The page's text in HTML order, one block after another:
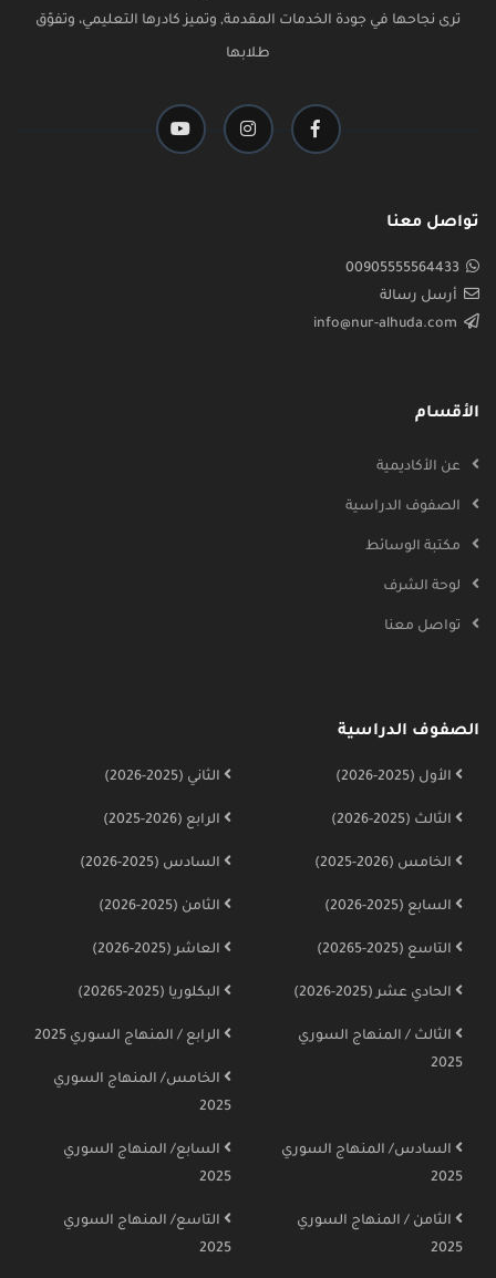
ترى نجاحها في جودة الخدمات المقدمة, وتميز كادرها التعليمي، وتفوّق
طلابها
تواصل معنا
أرسل رسالة
الأقسام
عن الأكاديمية
الصفوف الدراسية
مكتبة الوسائط
لوحة الشرف
تواصل معنا
الصفوف الدراسية
الأول (2025-2026) الثاني (2025-2026)
الثالث (2025-2026) الرابع (2026-2025)
الخامس (2026-2025) السادس (2025-2026)
السابع (2025-2026) الثامن (2025-2026)
التاسع (2025-20265) العاشر (2025-2026)
الحادي عشر (2025-2026) البكلوريا (2025-20265)
الثالث / المنهاج السوري
2025
الرابع / المنهاج السوري 2025
الخامس/ المنهاج السوري
2025
السادس/ المنهاج السوري
2025
السابع/ المنهاج السوري
2025
الثامن / المنهاج السوري
2025
التاسع/ المنهاج السوري
2025